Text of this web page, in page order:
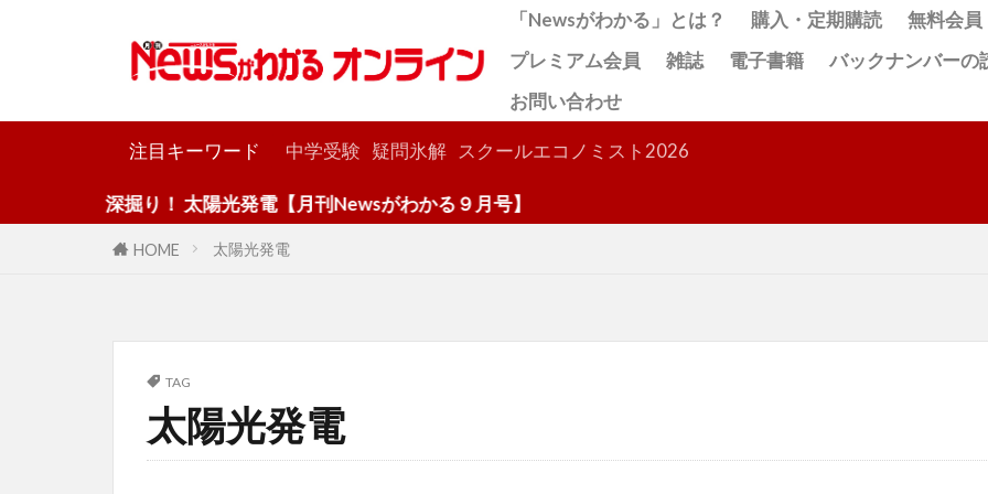
「Newsがわかる」とは？ 購入・定期購読
無料会員
プレミアム会員
雑誌 電子書籍
バックナンバーの
お問い合わせ
注目キーワード 中学受験 疑問氷解 スクールエコノミスト2026
深掘り！ 太陽光発電【月刊Newsがわかる９月号】
HOME 太陽光発電
TAG
太陽光発電
検索